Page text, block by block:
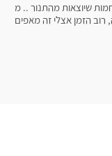
שיוצאות מהתנור .. מ
הזמן אצלי זה מאפים